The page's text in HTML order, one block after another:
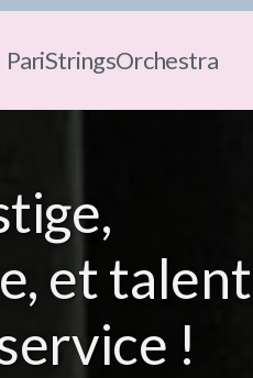
PariStringsOrchestra
et talent
!